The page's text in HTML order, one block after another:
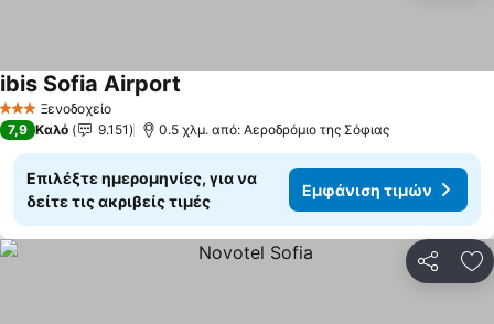
3 ΑστέριαΞενοδοχείο
ibis Sofia Airport
7,9 Καλό 9.151 0.5 χλμ. από: Αεροδρόμιο της Σόφιας
Επιλέξτε ημερομηνίες, για να
δείτε τις ακριβείς τιμές
Εμφάνιση τιμών